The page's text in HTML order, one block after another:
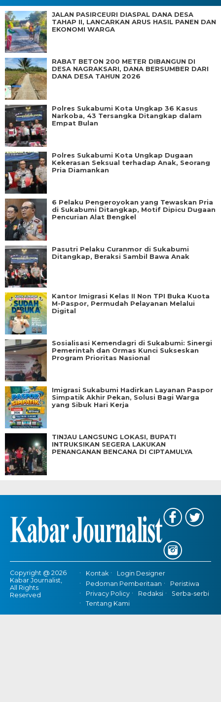
JALAN PASIRCEURI DIASPAL DANA DESA
TAHAP II, LANCARKAN ARUS HASIL PANEN DAN
EKONOMI WARGA
RABAT BETON 200 METER DIBANGUN DI
DESA NAGRAKSARI, DANA BERSUMBER DARI
DANA DESA TAHUN 2026
Polres Sukabumi Kota Ungkap 36 Kasus
Narkoba, 43 Tersangka Ditangkap dalam
Empat Bulan
Polres Sukabumi Kota Ungkap Dugaan
Kekerasan Seksual terhadap Anak, Seorang
Pria Diamankan
6 Pelaku Pengeroyokan yang Tewaskan Pria
di Sukabumi Ditangkap, Motif Dipicu Dugaan
Pencurian Alat Bengkel
Pasutri Pelaku Curanmor di Sukabumi
Ditangkap, Beraksi Sambil Bawa Anak
Kantor Imigrasi Kelas II Non TPI Buka Kuota
M-Paspor, Permudah Pelayanan Melalui
Digital
Sosialisasi Kemendagri di Sukabumi: Sinergi
Pemerintah dan Ormas Kunci Sukseskan
Program Prioritas Nasional
Imigrasi Sukabumi Hadirkan Layanan Paspor
Simpatik Akhir Pekan, Solusi Bagi Warga
yang Sibuk Hari Kerja
TINJAU LANGSUNG LOKASI, BUPATI
INTRUKSIKAN SEGERA LAKUKAN
PENANGANAN BENCANA DI CIPTAMULYA
Copyright @ 2026
Kabar Journalist,
All Rights
Reserved
Kontak
Login Designer
Pedoman Pemberitaan
Peristiwa
Privacy Policy
Redaksi
Serba-serbi
Tentang Kami